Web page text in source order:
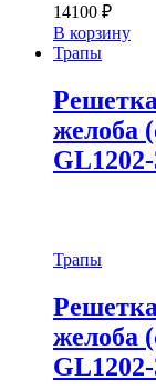
14100 ₽
В корзину
Трапы
желоба
Трапы
желоба